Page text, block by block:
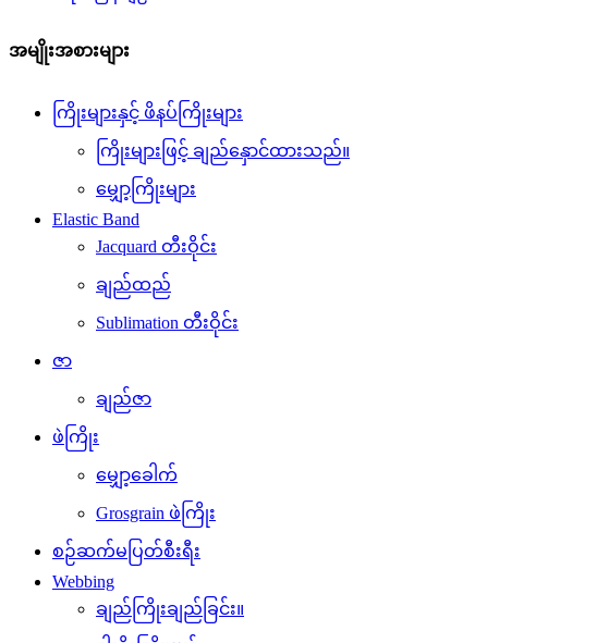
အမျိုးအစားများ
ကြိုးများနှင့် ဖိနပ်ကြိုးများ
ကြိုးများဖြင့် ချည်နှောင်ထားသည်။
မျှော့ကြိုးများ
Elastic Band
Jacquard တီးဝိုင်း
ချည်ထည်
Sublimation တီးဝိုင်း
ဇာ
ချည်ဇာ
ဖဲကြိုး
မျှော့ခေါက်
Grosgrain ဖဲကြိုး
စဉ်ဆက်မပြတ်စီးရီး
Webbing
ချည်ကြိုးချည်ခြင်း။